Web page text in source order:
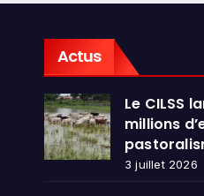
Actus
Le CILSS
millions
3 juillet 2026